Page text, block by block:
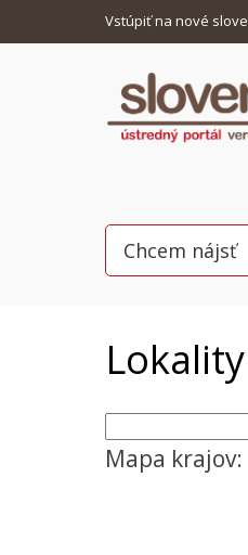
Vstúpiť na nové
Lokality
Mapa krajov: